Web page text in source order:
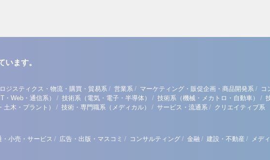
います。
ジスティクス・物流・購買・貿易系 / 営業系 / マーケティング・販促企画・商品開発系 / コ
・Web・通信系） / 技術系（電気・電子・半導体） / 技術系（機械・メカトロ・自動車） /
木・プラント） / 技術・専門職系（メディカル） / サービス・流通系 / クリエイティブ系
・小売・サービス / 広告・出版・マスコミ / コンサルティング / 金融 / 建設・不動産 / メデ